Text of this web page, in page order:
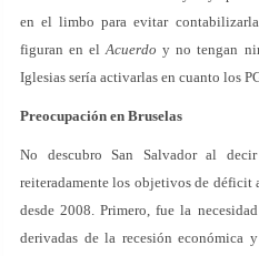
en el limbo para evitar
figuran en elAcuerdo y no tengan
Iglesias sería activarlas en cuanto los
Preocupación en Bruselas
No descubro San Salvador al
reiteradamente los objetivos de déficit
desde 2008. Primero, fue la
derivadas de la recesión económica